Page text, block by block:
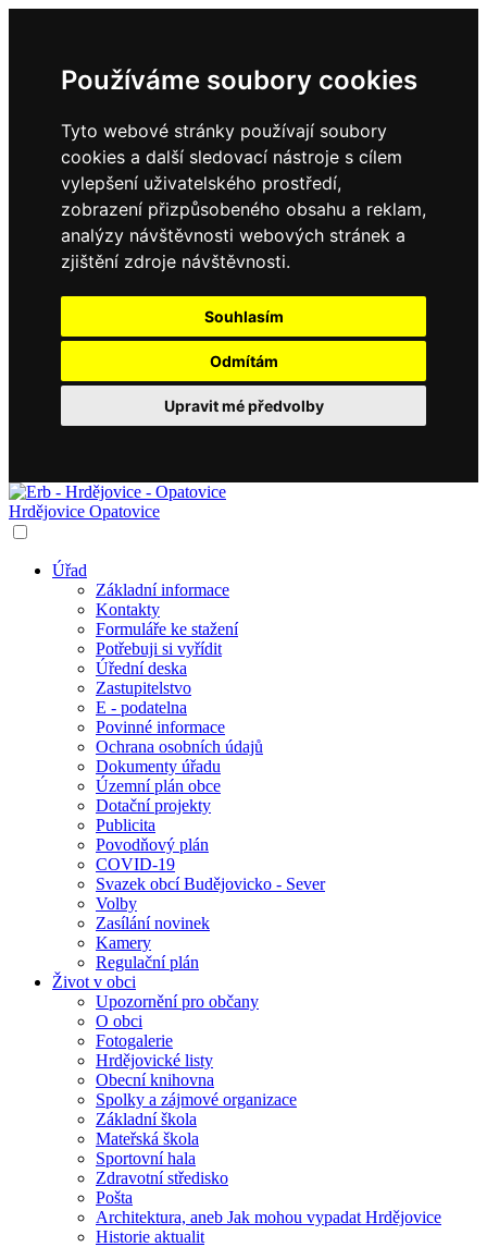
Používáme soubory cookies
Tyto webové stránky používají soubory
cookies a další sledovací nástroje s cílem
vylepšení uživatelského prostředí,
zobrazení přizpůsobeného obsahu a reklam,
analýzy návštěvnosti webových stránek a
zjištění zdroje návštěvnosti.
Souhlasím
Odmítám
Upravit mé předvolby
Hrdějovice Opatovice
Úřad
Základní informace
Kontakty
Formuláře ke stažení
Potřebuji si vyřídit
Úřední deska
Zastupitelstvo
E - podatelna
Povinné informace
Ochrana osobních údajů
Dokumenty úřadu
Územní plán obce
Dotační projekty
Publicita
Povodňový plán
COVID-19
Svazek obcí Budějovicko - Sever
Volby
Zasílání novinek
Kamery
Regulační plán
Život v obci
Upozornění pro občany
O obci
Fotogalerie
Hrdějovické listy
Obecní knihovna
Spolky a zájmové organizace
Základní škola
Mateřská škola
Sportovní hala
Zdravotní středisko
Pošta
Architektura, aneb Jak mohou vypadat Hrdějovice
Historie aktualit